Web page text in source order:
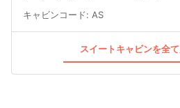
キャビンコード: AS
スイートキャビンを全